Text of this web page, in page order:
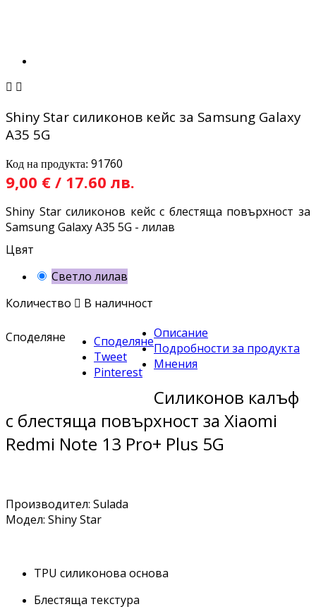
 
Shiny Star силиконов кейс за Samsung Galaxy
A35 5G
Код на продукта: 91760
9,00 € / 17.60 лв.
Shiny Star силиконов кейс с блестяща повърхност за
Samsung Galaxy A35 5G - лилав
Цвят
Светло лилав
Количество  В наличност
Споделяне
Споделяне
Tweet
Pinterest
Описание
Подробности за продукта
Мнения
Силиконов калъф
с блестяща повърхност за Xiaomi
Redmi Note 13 Pro+ Plus 5G
Производител: Sulada
Модел: Shiny Star
TPU силиконова основа
Блестяща текстура